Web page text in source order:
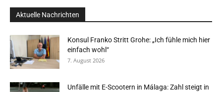
Aktuelle Nachrichten
Konsul Franko Stritt Grohe: „Ich fühle mich hier
einfach wohl“
7. August 2026
Unfälle mit E-Scootern in Málaga: Zahl steigt in